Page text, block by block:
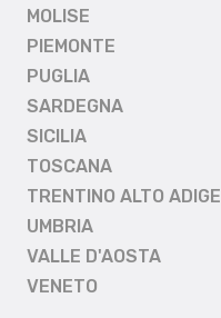
MOLISE
PIEMONTE
PUGLIA
SARDEGNA
SICILIA
TOSCANA
TRENTINO ALTO ADIGE
UMBRIA
VALLE D'AOSTA
VENETO